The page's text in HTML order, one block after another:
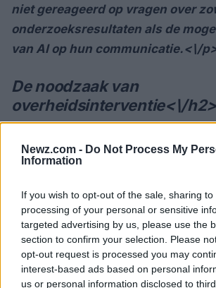
Newz.com - Do Not Process My
Information
If you wish to opt-out of the sale, sharing
processing of your personal or sensitive
targeted advertising by us, please use the
section to confirm your selection. Please
opt-out request is processed you may
interest-based ads based on personal
us or personal information disclosed to
niet gereageerd op vragen over
onderzoeksresultaten als de
van AI op hun communicatie.<\/
De noodzaak van
overheidsinterventie<\/h2>
woningmarkt erkennen dat
voldoende is om betaalbaarheid te
Overheidsinterventie is
te creëren die ervoor zorgen dat
toegankelijk is voor alle
omvat het invoeren van